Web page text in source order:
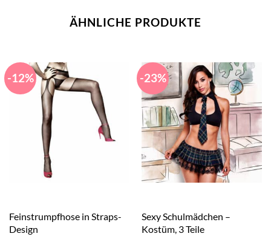
ÄHNLICHE PRODUKTE
-12%
Feinstrumpfhose in Straps-
Design
-23%
Sexy Schulmädchen –
Kostüm, 3 Teile